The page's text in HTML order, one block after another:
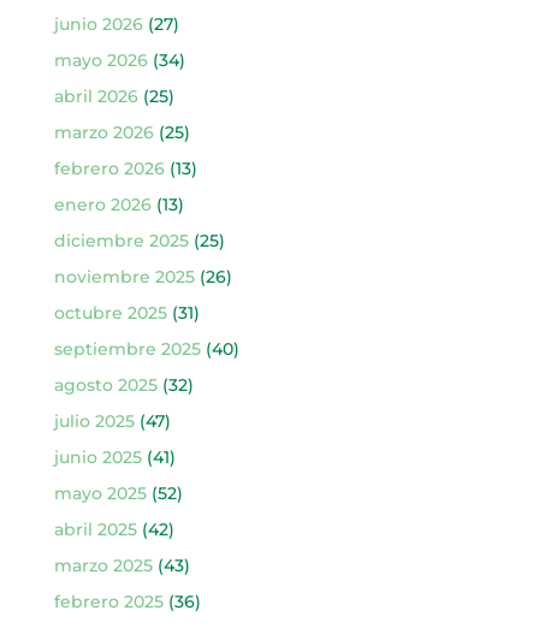
junio 2026(27)
mayo 2026(34)
abril 2026(25)
marzo 2026(25)
febrero 2026(13)
enero 2026(13)
diciembre 2025(25)
noviembre 2025(26)
octubre 2025(31)
septiembre 2025(40)
agosto 2025(32)
julio 2025(47)
junio 2025(41)
mayo 2025(52)
abril 2025(42)
marzo 2025(43)
febrero 2025(36)